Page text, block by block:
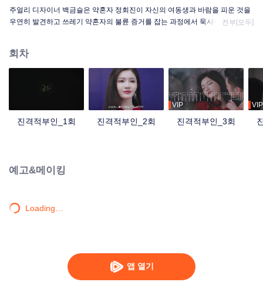
앱 열기
주얼리 디자이너 백금슬은 약혼자 정회진이 자신의 여동생과 바람을 피운 것을
우연히 발견하고 쓰레기 약혼자의 불륜 증거를 잡는 과정에서 묵사년 사장을 만
전부[모두]
회차
진격적부인_1회 진격적부인_2회
VIP
진격적부인_3회
VIP
예고&메이킹
Loading…